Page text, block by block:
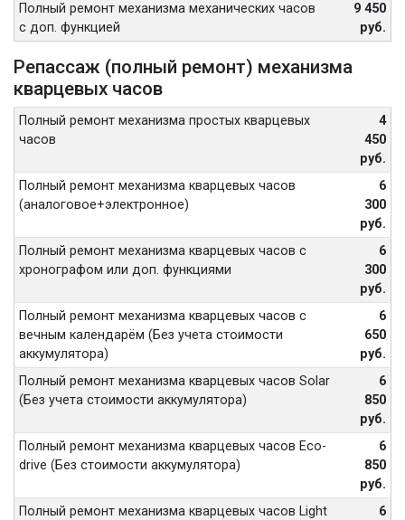
Полный ремонт механизма механических часов
с доп. функцией
9 450
руб.
Репассаж (полный ремонт) механизма
кварцевых часов
Полный ремонт механизма простых кварцевых
часов
4
450
руб.
Полный ремонт механизма кварцевых часов
(аналоговое+электронное)
6
300
руб.
Полный ремонт механизма кварцевых часов с
хронографом или доп. функциями
6
300
руб.
Полный ремонт механизма кварцевых часов с
вечным календарём (Без учета стоимости
аккумулятора)
6
650
руб.
Полный ремонт механизма кварцевых часов Solar
(Без учета стоимости аккумулятора)
6
850
руб.
Полный ремонт механизма кварцевых часов Eco-
drive (Без стоимости аккумулятора)
6
850
руб.
Полный ремонт механизма кварцевых часов Light
6